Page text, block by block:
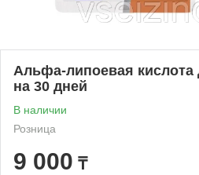
Альфа-липоевая кислота
на 30 дней
В наличии
Розница
9 000 ₸